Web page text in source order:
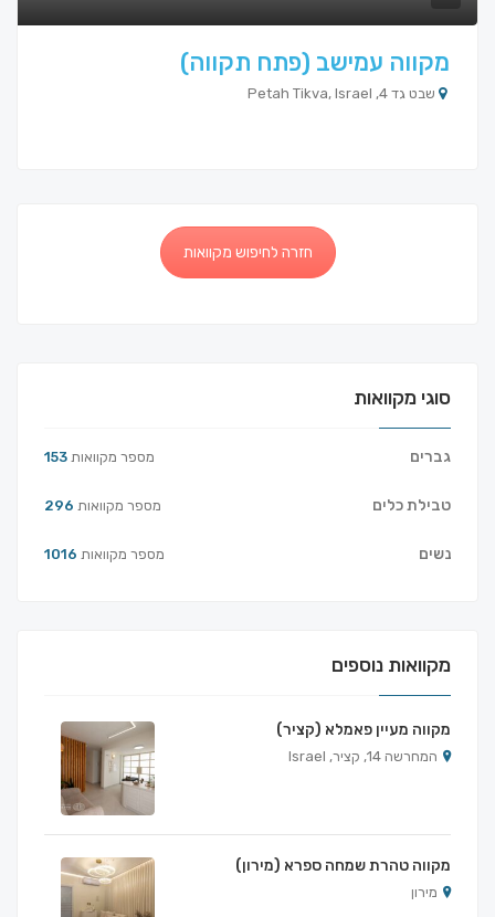
מקווה עמישב (פתח תקווה)
שבט גד 4, Petah Tikva, Israel
חזרה לחיפוש מקוואות
סוגי מקוואות
גברים 153 מספר מקוואות
טבילת כלים 296 מספר מקוואות
נשים 1016 מספר מקוואות
מקוואות נוספים
מקווה מעיין פאמלא (קציר)
המחרשה 14, קציר, Israel
מקווה טהרת שמחה ספרא (מירון)
מירון